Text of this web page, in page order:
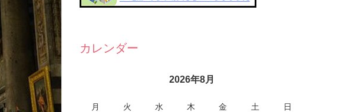
カレンダー
2026年8月
月 火 水 木 金 土 日